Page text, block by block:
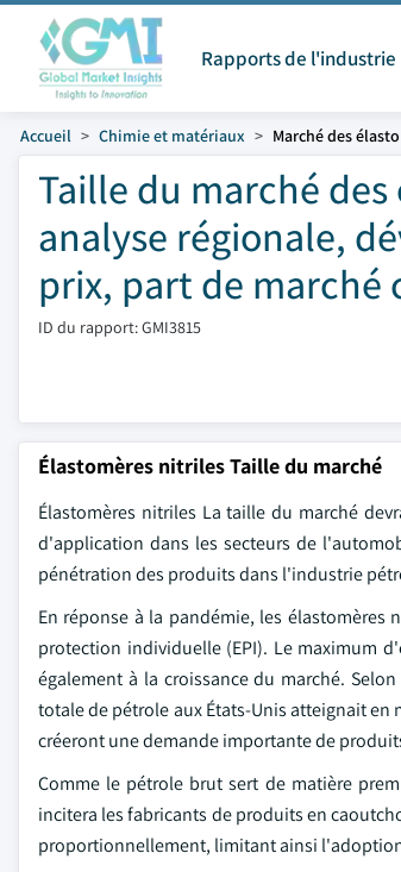
Rapports de l'industrie
Accueil Chimie et matériaux Marché des
Taille du marché
analyse régionale,
prix, part de marché
ID du rapport: GMI3815
Élastomères nitriles Taille du marché
Élastomères nitriles La taille du marché
d'application dans les secteurs de
pénétration des produits dans l'industrie
En réponse à la pandémie, les
protection individuelle (EPI). Le maximum
également à la croissance du marché.
totale de pétrole aux États-Unis atteignait en
créeront une demande importante de
Comme le pétrole brut sert de matière
incitera les fabricants de produits en
proportionnellement, limitant ainsi